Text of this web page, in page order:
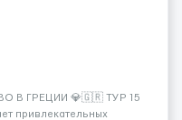
В ГРЕЦИИ 💎🇬🇷 ТУР 15
привлекательных